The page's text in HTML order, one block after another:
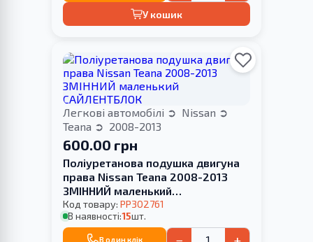
У кошик
Легкові автомобілі
Nissan
Teana
2008-2013
600.00 грн
Поліуретанова подушка двигуна
права Nissan Teana 2008-2013
ЗМІННИЙ маленький
САЙЛЕНТБЛОК
Код товару: PP302761
В наявності:15шт.
В один клік